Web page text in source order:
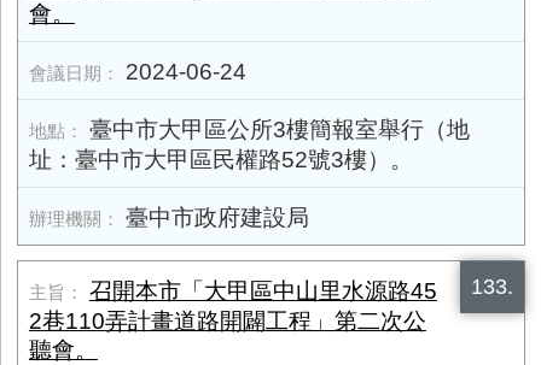
會。
2024-06-24
臺中市大甲區公所3樓簡報室舉行（地
址：臺中市大甲區民權路52號3樓）。
臺中市政府建設局
133.
召開本市「大甲區中山里水源路45
2巷110弄計畫道路開闢工程」第二次公
聽會。